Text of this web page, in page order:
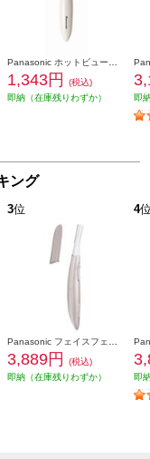
1,343円
(税込)
即納（在庫残りわずか）
即
ング
3位
3,889円
(税込)
即納（在庫残りわずか）
4
即